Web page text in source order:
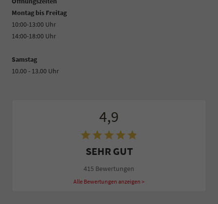
Montag bis Freitag
10:00-13:00 Uhr
14:00-18:00 Uhr
Samstag
10.00 - 13.00 Uhr
4,9
SEHR GUT
415 Bewertungen
Alle Bewertungen anzeigen >